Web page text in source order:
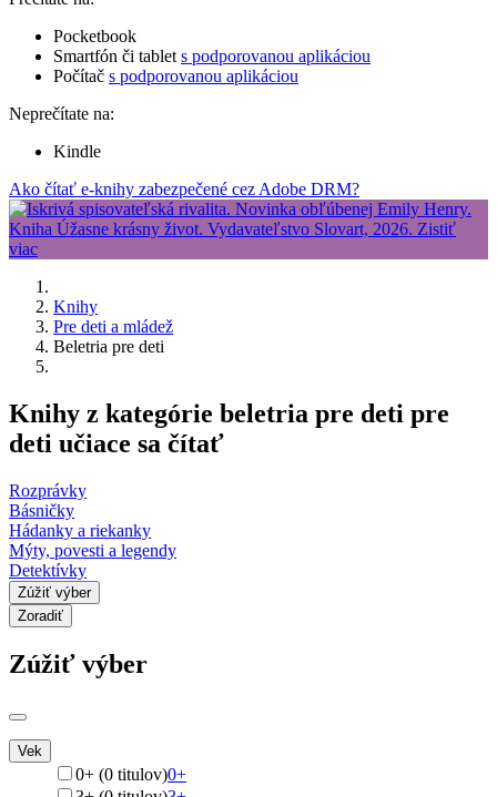
Pocketbook
Smartfón či tablet s podporovanou aplikáciou
Počítač s podporovanou aplikáciou
Neprečítate na:
Kindle
Ako čítať e-knihy zabezpečené cez Adobe DRM?
Knihy
Pre deti a mládež
Beletria pre deti
Knihy z kategórie beletria pre deti pre
deti učiace sa čítať
Rozprávky
Básničky
Hádanky a riekanky
Mýty, povesti a legendy
Detektívky
Zúžiť výber
Zoradiť
Zúžiť výber
Vek
0+ (0 titulov)0+